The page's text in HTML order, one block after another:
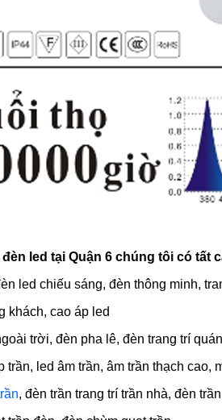
led tại Quận 6 chúng tôi có
led chiếu sáng, đèn thông minh,
khách, cao áp led
trời, đèn pha lê, đèn trang trí
trần, led âm trần, âm trần thạch cao,
, đèn trần trang trí trần nhà, đèn